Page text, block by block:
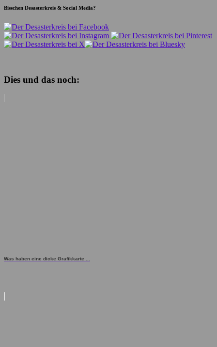
Bisschen Desasterkreis & Social Media?
Dies und das noch:
Was haben eine dicke Grafikkarte ...